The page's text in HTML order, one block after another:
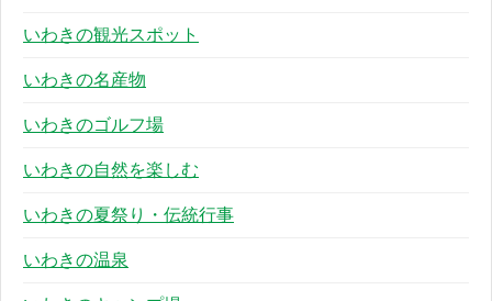
いわきの観光スポット
いわきの名産物
いわきのゴルフ場
いわきの自然を楽しむ
いわきの夏祭り・伝統行事
いわきの温泉